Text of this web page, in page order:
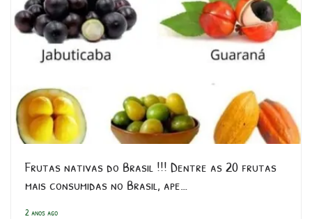
Frutas nativas do Brasil !!! Dentre as 20 frutas
mais consumidas no Brasil, ape…
2 anos ago